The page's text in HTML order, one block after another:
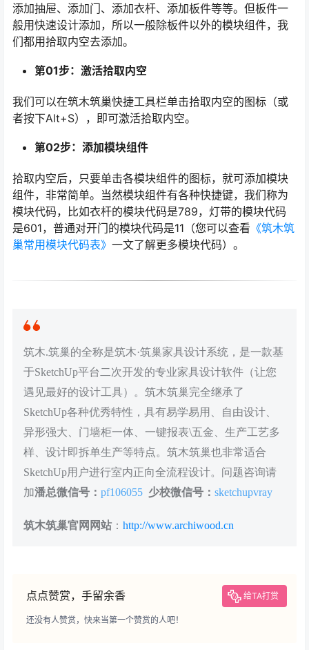
添加抽屉、添加门、添加衣杆、添加板件等等。但板件一
般用快速设计添加，所以一般除板件以外的模块组件，我
们都用拾取内空去添加。
第01步：激活拾取内空
我们可以在筑木筑巢快捷工具栏单击拾取内空的图标（或
者按下Alt+S），即可激活拾取内空。
第02步：添加模块组件
拾取内空后，只要单击各模块组件的图标，就可添加模块
组件，非常简单。当然模块组件有各种快捷键，我们称为
模块代码，比如衣杆的模块代码是789，灯带的模块代码
是601，普通对开门的模块代码是11（您可以查看 《筑木筑
巢常用模块代码表》 一文了解更多模块代码）。
筑木.筑巢的全称是筑木·筑巢家具设计系统，是一款基
于SketchUp平台二次开发的专业家具设计软件（让您
遇见最好的设计工具）。筑木筑巢完全继承了
SketchUp各种优秀特性，具有易学易用、自由设计、
异形强大、门墙柜一体、一键报表\五金、生产工艺多
样、设计即拆单生产等特点。筑木筑巢也非常适合
SketchUp用户进行室内正向全流程设计。问题咨询请
加潘总微信号： pf106055 少校微信号： sketchupvray
筑木筑巢官网网站 ： http://www.archiwood.cn
点点赞赏，手留余香 给TA打赏
还没有人赞赏，快来当第一个赞赏的人吧！